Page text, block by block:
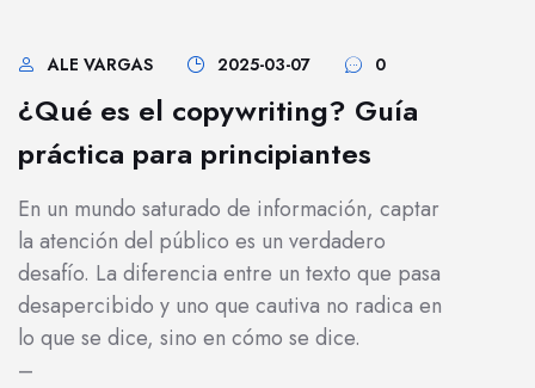
ALE VARGAS 2025-03-07 0
¿Qué es el copywriting? Guía
práctica para principiantes
En un mundo saturado de información, captar
la atención del público es un verdadero
desafío. La diferencia entre un texto que pasa
desapercibido y uno que cautiva no radica en
lo que se dice, sino en cómo se dice.
–